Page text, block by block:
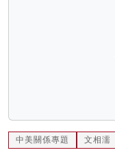
中美關係專題 文相濡